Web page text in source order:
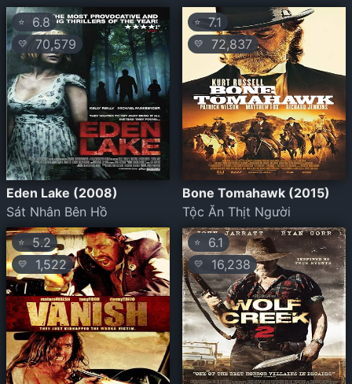
⭐ 6.8
💛 70,579
Eden Lake (2008)
Sát Nhân Bên Hồ
⭐7.1
💛 72,837
Bone Tomahawk (2015)
Tộc Ăn Thịt Người
⭐ 5.2
💛 1,522
⭐ 6.1
💛 16,238